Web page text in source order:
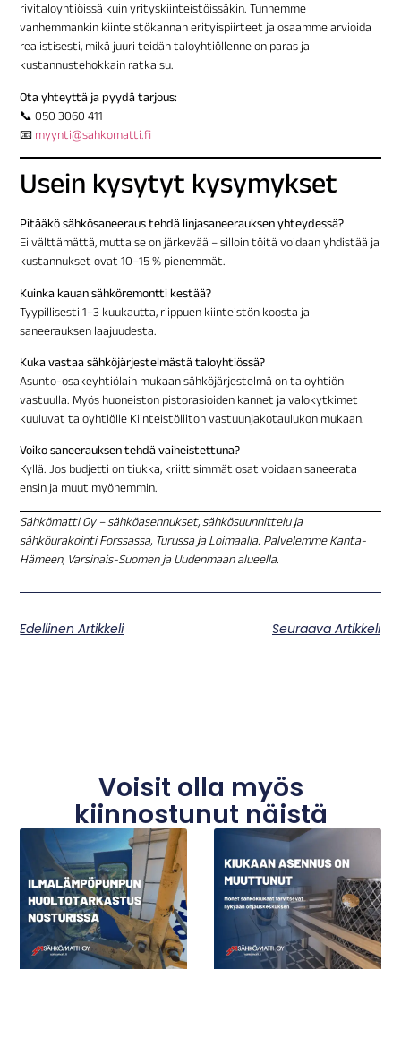
rivitaloyhtiöissä kuin yrityskiinteistöissäkin. Tunnemme
vanhemmankin kiinteistökannan erityispiirteet ja osaamme arvioida
realistisesti, mikä juuri teidän taloyhtiöllenne on paras ja
kustannustehokkain ratkaisu.
Ota yhteyttä ja pyydä tarjous:
📞 050 3060 411
📧 myynti@sahkomatti.fi
Usein kysytyt kysymykset
Pitääkö sähkösaneeraus tehdä linjasaneerauksen yhteydessä?
Ei välttämättä, mutta se on järkevää – silloin töitä voidaan yhdistää ja
kustannukset ovat 10–15 % pienemmät.
Kuinka kauan sähköremontti kestää?
Tyypillisesti 1–3 kuukautta, riippuen kiinteistön koosta ja
saneerauksen laajuudesta.
Kuka vastaa sähköjärjestelmästä taloyhtiössä?
Asunto-osakeyhtiölain mukaan sähköjärjestelmä on taloyhtiön
vastuulla. Myös huoneiston pistorasioiden kannet ja valokytkimet
kuuluvat taloyhtiölle Kiinteistöliiton vastuunjakotaulukon mukaan.
Voiko saneerauksen tehdä vaiheistettuna?
Kyllä. Jos budjetti on tiukka, kriittisimmät osat voidaan saneerata
ensin ja muut myöhemmin.
Sähkömatti Oy – sähköasennukset, sähkösuunnittelu ja
sähköurakointi Forssassa, Turussa ja Loimaalla. Palvelemme Kanta-
Hämeen, Varsinais-Suomen ja Uudenmaan alueella.
Edellinen Artikkeli Seuraava Artikkeli
Voisit olla myös
kiinnostunut näistä